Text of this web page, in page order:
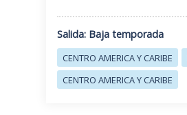
Salida: Baja temporada
CENTRO AMERICA Y CARIBE
CENTRO AMERICA Y CARIBE